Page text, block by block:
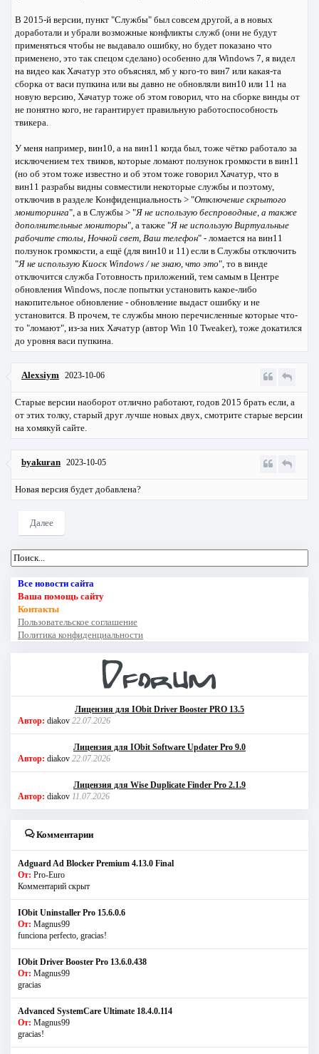
В 2015-й версии, пункт "Службы" был совсем другой, а в новых
доработали и убрали возможные конфликты служб (они не будут
применяться чтобы не выдавало ошибку, но будет показано что
применено, это так спецом сделано) особенно для Windows 7, я видел
на видео как Хачатур это объяснял, мб у кого-то вин7 или какая-та
сборка от васи пупкина или вы давно не обновляли вин10 или 11 на
новую версию, Хачатур тоже об этом говорил, что на сборке винды от
не понятно кого, не гарантирует правильную работоспособность
твикера.
У меня например, вин10, а на вин11 когда был, тоже чётко работало за
исключением тех твиков, которые ломают ползунок громкости в вин11
(но об этом тоже известно и об этом тоже говорил Хачатур, что в
вин11 разрабы видны совместили некоторые службы и поэтому,
отключив в разделе Конфиденциальность > "Отключение скрытого
мониторинга", а в Службы > "Я не использую беспроводные, а также
дополнительные мониторы", а также "Я не использую Виртуальные
рабочите столы, Ночной свет, Ваш телефон" - ломается на вин11
ползунок громкости, а ещё (для вин10 и 11) если в Службы отключить
"Я не использую Киоск Windows / не знаю, что это", то в винде
отключится служба Готовность приложений, тем самым в Центре
обновления Windows, после попытки установить какое-либо
накопительное обновление - обновление выдаст ошибку и не
установится. В прочем, те службы мною перечисленные которые что-
то "ломают", из-за них Хачатур (автор Win 10 Tweaker), тоже докатился
до уровня васи пупкина.
Alexsiym 2023-10-06
Старые версии наоборот отлично работают, годов 2015 брать если, а
от этих толку, старый друг лучше новых двух, смотрите старые версии
на хомякуй сайте.
byakuran 2023-10-05
Новая версия будет добавлена?
Далее
Все новости сайта
Ваша помощь сайту
Контакты
Пользовательское соглашение
Политика конфиденциальности
Лицензия для IObit Driver Booster PRO 13.5
Автор: diakov 22.07.2026
Лицензия для IObit Software Updater Pro 9.0
Автор: diakov 22.07.2026
Лицензия для Wise Duplicate Finder Pro 2.1.9
Автор: diakov 11.07.2026
Комментарии
Adguard Ad Blocker Premium 4.13.0 Final
От: Pro-Euro
Комментарий скрыт
IObit Uninstaller Pro 15.6.0.6
От: Magnus99
funciona perfecto, gracias!
IObit Driver Booster Pro 13.6.0.438
От: Magnus99
gracias
Advanced SystemCare Ultimate 18.4.0.114
От: Magnus99
gracias!